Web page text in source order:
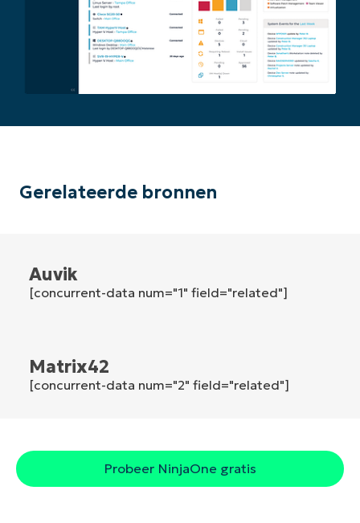
Gerelateerde bronnen
Auvik
[concurrent-data num="1" field="related"]
Matrix42
[concurrent-data num="2" field="related"]
Probeer NinjaOne gratis
Company
name*